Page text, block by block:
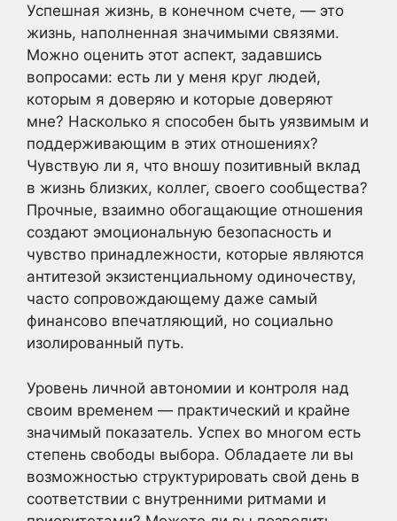
Успешная жизнь, в конечном счете, — это
жизнь, наполненная значимыми связями.
Можно оценить этот аспект, задавшись
вопросами: есть ли у меня круг людей,
которым я доверяю и которые доверяют
мне? Насколько я способен быть уязвимым и
поддерживающим в этих отношениях?
Чувствую ли я, что вношу позитивный вклад
в жизнь близких, коллег, своего сообщества?
Прочные, взаимно обогащающие отношения
создают эмоциональную безопасность и
чувство принадлежности, которые являются
антитезой экзистенциальному одиночеству,
часто сопровождающему даже самый
финансово впечатляющий, но социально
изолированный путь.
Уровень личной автономии и контроля над
своим временем — практический и крайне
значимый показатель. Успех во многом есть
степень свободы выбора. Обладаете ли вы
возможностью структурировать свой день в
соответствии с внутренними ритмами и